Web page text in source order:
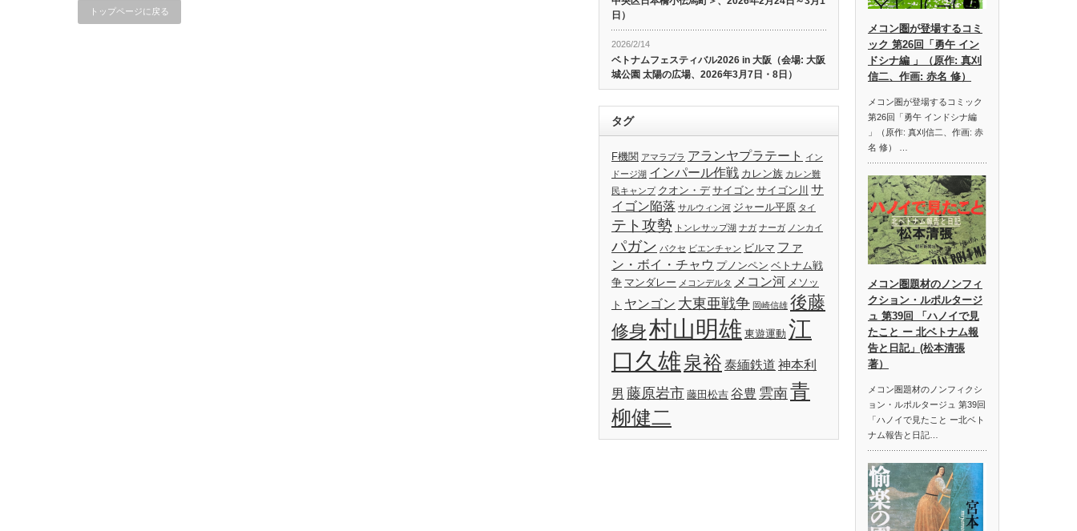
トップページに戻る
日）
2026/2/14
ベトナムフェスティバル2026 in 大阪（会場: 大阪
城公園 太陽の広場、2026年3月7日・8日）
タグ
F機関 アマラプラ アランヤプラテート
イン
ドージ湖 インパール作戦 カレン族 カレン難
民キャンプ クオン・デ サイゴン サイゴン川 サ
イゴン陥落 サルウィン河 ジャール平原 タイ
テト攻勢 トンレサップ湖 ナガ ナーガ ノンカイ
パガン パクセ ビエンチャン ビルマ ファ
ン・ボイ・チャウ プノンペン ベトナム戦
争 マンダレー メコンデルタ メコン河 メソッ
ト ヤンゴン 大東亜戦争 岡崎信雄 後藤
修身村山明雄 東遊運動 江
口久雄泉裕 泰緬鉄道 神本利
男 藤原岩市 藤田松吉 谷豊 雲南青
柳健二
メコン圏が登場するコミ
ック 第26回「勇午 イン
ドシナ編 」（原作: 真刈
信二、作画: 赤名 修）
メコン圏が登場するコミック
第26回「勇午 インドシナ編
」（原作: 真刈信二、作画: 赤
名 修） …
メコン圏題材のノンフィ
クション・ルポルタージ
ュ 第39回 「ハノイで見
たこと ー 北ベトナム報
告と日記」(松本清張
著）
メコン圏題材のノンフィクシ
ョン・ルポルタージュ 第39回
「ハノイで見たこと ー北ベト
ナム報告と日記…